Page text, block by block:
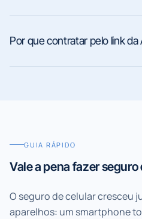
Por que contratar pelo link da
GUIA RÁPIDO
Vale a pena fazer seguro
O seguro de celular cresceu
aparelhos: um smartphone